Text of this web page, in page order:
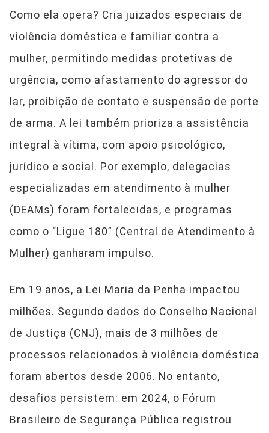
Como ela opera? Cria juizados especiais de
violência doméstica e familiar contra a
mulher, permitindo medidas protetivas de
urgência, como afastamento do agressor do
lar, proibição de contato e suspensão de porte
de arma. A lei também prioriza a assistência
integral à vítima, com apoio psicológico,
jurídico e social. Por exemplo, delegacias
especializadas em atendimento à mulher
(DEAMs) foram fortalecidas, e programas
como o “Ligue 180” (Central de Atendimento à
Mulher) ganharam impulso.
Em 19 anos, a Lei Maria da Penha impactou
milhões. Segundo dados do Conselho Nacional
de Justiça (CNJ), mais de 3 milhões de
processos relacionados à violência doméstica
foram abertos desde 2006. No entanto,
desafios persistem: em 2024, o Fórum
Brasileiro de Segurança Pública registrou